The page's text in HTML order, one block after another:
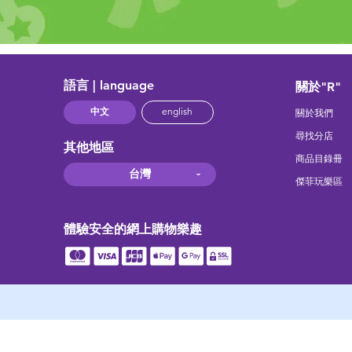
語言 | language
中文 english
其他地區
台灣
關於"R"
關於我們
尋找分店
商品目錄冊
傑菲玩樂區
體驗安全的網上購物樂趣